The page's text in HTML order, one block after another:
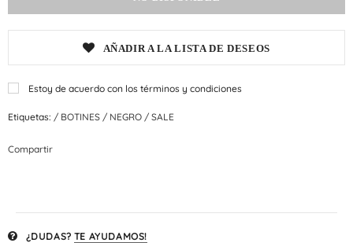
AÑADIR A LA LISTA DE DESEOS
Estoy de acuerdo con los términos y condiciones
Etiquetas: / BOTINES / NEGRO / SALE
Compartir
¿DUDAS? TE AYUDAMOS!